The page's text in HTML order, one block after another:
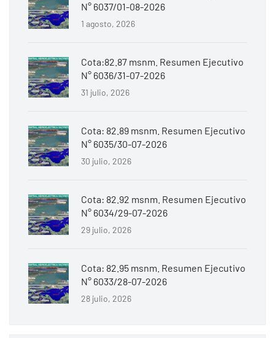
N° 6037/01-08-2026
1 agosto, 2026
Cota:82.87 msnm. Resumen Ejecutivo
N° 6036/31-07-2026
31 julio, 2026
Cota: 82.89 msnm. Resumen Ejecutivo
N° 6035/30-07-2026
30 julio, 2026
Cota: 82.92 msnm. Resumen Ejecutivo
N° 6034/29-07-2026
29 julio, 2026
Cota: 82.95 msnm. Resumen Ejecutivo
N° 6033/28-07-2026
28 julio, 2026